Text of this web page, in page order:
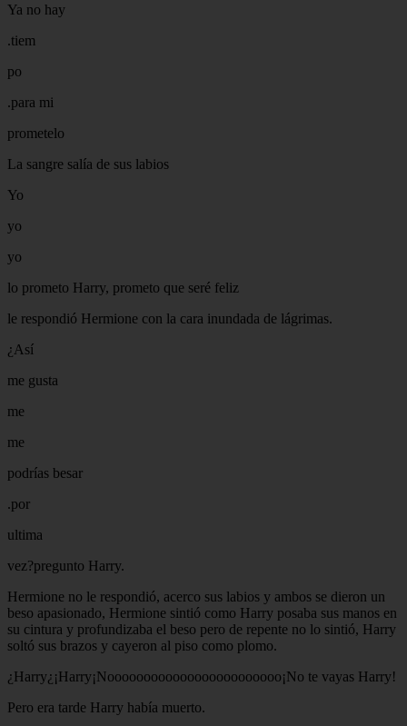
Ya no hay
.tiem
po
.para mi
prometelo
La sangre salía de sus labios
Yo
yo
yo
lo prometo Harry, prometo que seré feliz
le respondió Hermione con la cara inundada de lágrimas.
¿Así
me gusta
me
me
podrías besar
.por
ultima
vez?pregunto Harry.
Hermione no le respondió, acerco sus labios y ambos se dieron un
beso apasionado, Hermione sintió como Harry posaba sus manos en
su cintura y profundizaba el beso pero de repente no lo sintió, Harry
soltó sus brazos y cayeron al piso como plomo.
¿Harry¿¡Harry¡Noooooooooooooooooooooooo¡No te vayas Harry!
Pero era tarde Harry había muerto.